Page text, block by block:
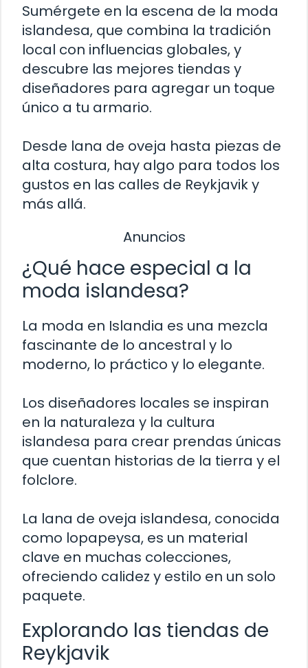
Sumérgete en la escena de la moda
islandesa, que combina la tradición
local con influencias globales, y
descubre las mejores tiendas y
diseñadores para agregar un toque
único a tu armario.
Desde lana de oveja hasta piezas de
alta costura, hay algo para todos los
gustos en las calles de Reykjavik y
más allá.
Anuncios
¿Qué hace especial a la
moda islandesa?
La moda en Islandia es una mezcla
fascinante de lo ancestral y lo
moderno, lo práctico y lo elegante.
Los diseñadores locales se inspiran
en la naturaleza y la cultura
islandesa para crear prendas únicas
que cuentan historias de la tierra y el
folclore.
La lana de oveja islandesa, conocida
como lopapeysa, es un material
clave en muchas colecciones,
ofreciendo calidez y estilo en un solo
paquete.
Explorando las tiendas de
Reykjavik